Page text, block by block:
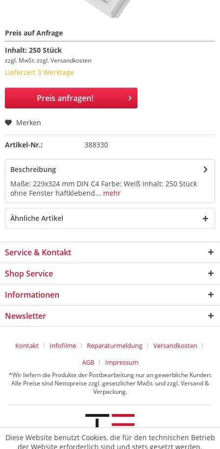
Preis auf Anfrage
Inhalt: 250 Stück
zzgl. MwSt.zzgl. Versandkosten
Lieferzeit 3 Werktage
Preis anfragen!
Merken
Artikel-Nr.: 388330
Beschreibung
Maße: 229x324 mm DIN C4 Farbe: Weiß Inhalt: 250 Stück
ohne Fenster haftklebend... mehr
Ähnliche Artikel
Service & Kontakt
Shop Service
Informationen
Newsletter
Kontakt Infofilme Reparaturmeldung
Versandkosten
AGB
Impressum
*Wir liefern die Produkte der Postbearbeitung nur an gewerbliche Kunden:
Alle Preise sind Nettopreise zzgl. gesetzlicher MwSt. und zzgl. Versand &
Verpackung.
Diese Website benutzt Cookies, die für den technischen Betrieb
der Website erforderlich sind und stets gesetzt werden.